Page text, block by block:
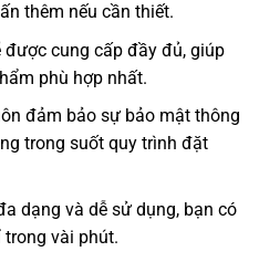
thêm nếu cần thiết.
cung cấp đầy đủ, giúp
phù hợp nhất.
đảm bảo sự bảo mật thông
trong suốt quy trình đặt
dạng và dễ sử dụng, bạn có
vài phút.